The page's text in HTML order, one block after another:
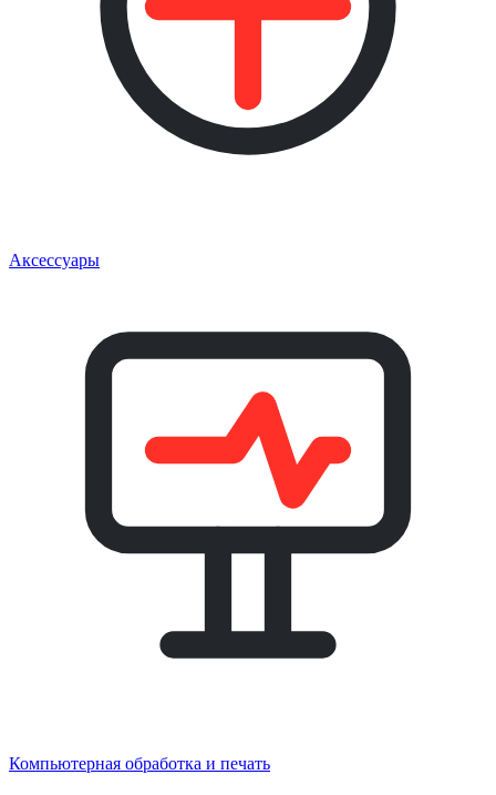
Аксессуары
Компьютерная обработка и печать